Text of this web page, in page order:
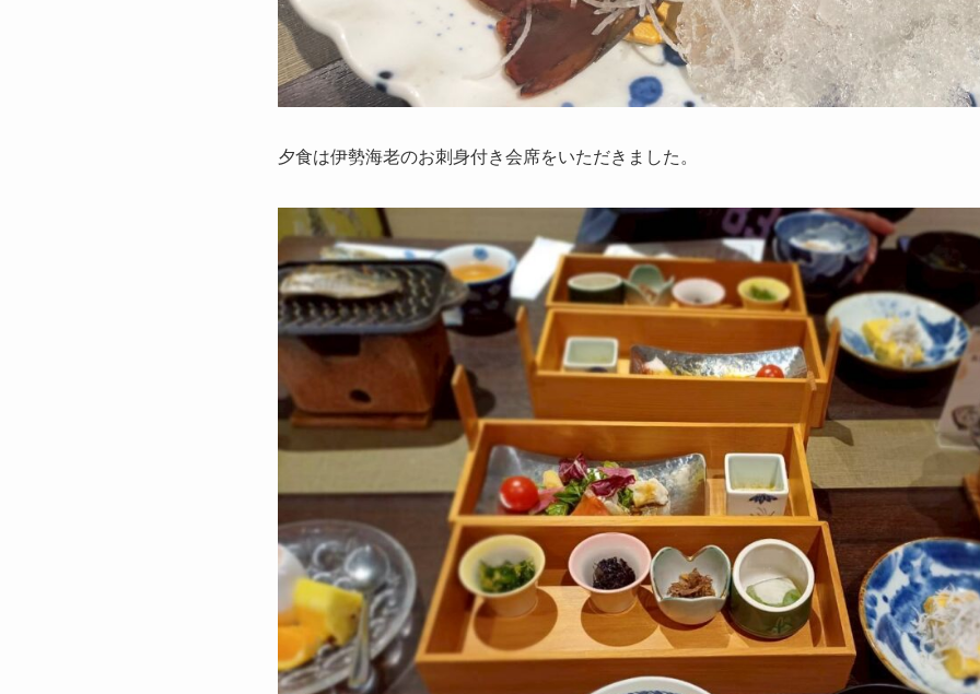
夕食は伊勢海老のお刺身付き会席をいただきました。